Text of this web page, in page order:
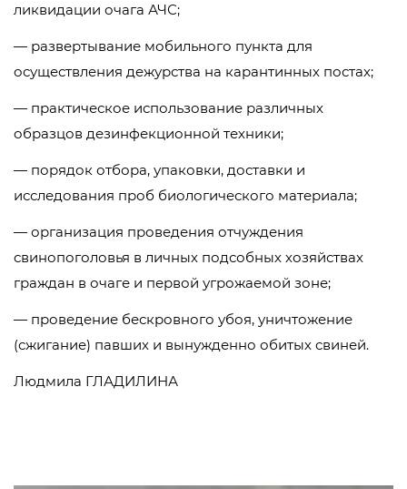
ликвидации очага АЧС;
— развертывание мобильного пункта для
осуществления дежурства на карантинных постах;
— практическое использование различных
образцов дезинфекционной техники;
— порядок отбора, упаковки, доставки и
исследования проб биологического материала;
— организация проведения отчуждения
свинопоголовья в личных подсобных хозяйствах
граждан в очаге и первой угрожаемой зоне;
— проведение бескровного убоя, уничтожение
(сжигание) павших и вынужденно обитых свиней.
Людмила ГЛАДИЛИНА